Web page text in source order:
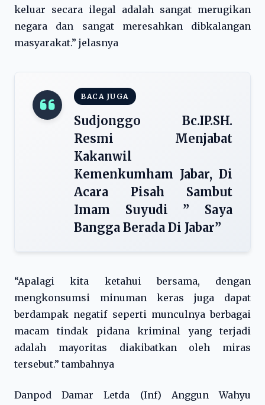
keluar secara ilegal adalah sangat merugikan
negara dan sangat meresahkan dibkalangan
masyarakat.” jelasnya
BACA JUGA
Sudjonggo Bc.IP.SH.
Resmi Menjabat
Kakanwil
Kemenkumham Jabar, Di
Acara Pisah Sambut
Imam Suyudi ” Saya
Bangga Berada Di Jabar”
“Apalagi kita ketahui bersama, dengan
mengkonsumsi minuman keras juga dapat
berdampak negatif seperti munculnya berbagai
macam tindak pidana kriminal yang terjadi
adalah mayoritas diakibatkan oleh miras
tersebut.” tambahnya
Danpod Damar Letda (Inf) Anggun Wahyu